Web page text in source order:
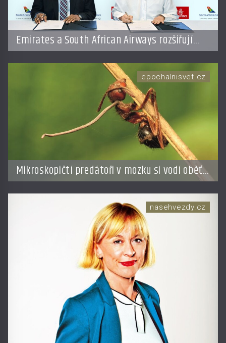
Emirates a South African Airways rozšiřují
partnerství. Cestujícím nově zpřístupní
dalších devět destinací v jižní a střední Africe
Mikroskopičtí predátoři v mozku si vodí oběť
jako loutku
epochalnisvet.cz
nasehvezdy.cz